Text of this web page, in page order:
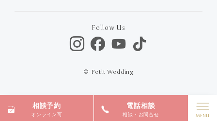
相談予約
オンライン可
電話相談
相談・お問合せ
Follow Us
© Petit Wedding